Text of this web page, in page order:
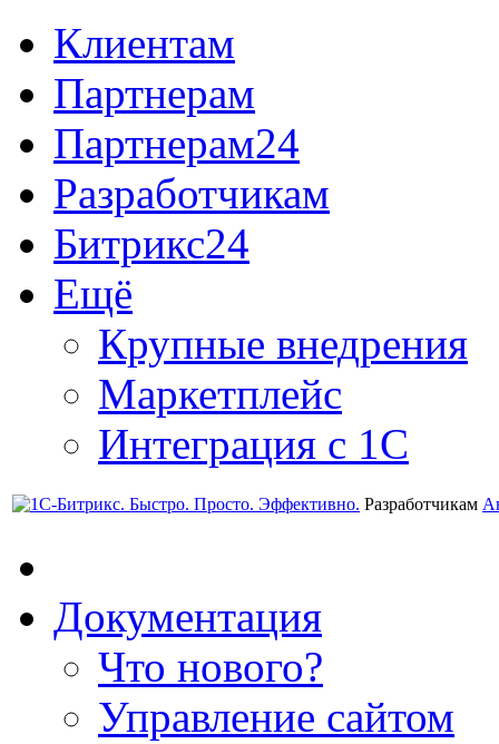
Клиентам
Партнерам
Партнерам24
Разработчикам
Битрикс24
Ещё
Крупные внедрения
Маркетплейс
Интеграция с 1С
Разработчикам
Документация
Что нового?
Управление сайтом